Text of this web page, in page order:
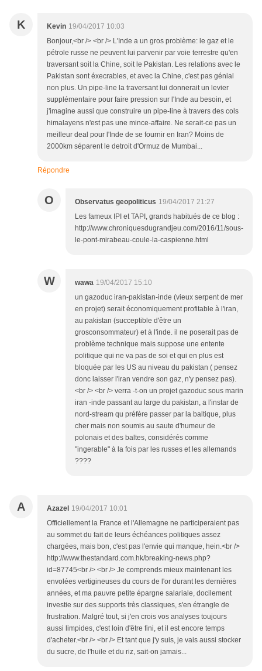
K Kevin 19/04/2017 10:03
Bonjour,<br /> <br /> L'Inde a un gros problème: le gaz et le
pétrole russe ne peuvent lui parvenir par voie terrestre qu'en
traversant soit la Chine, soit le Pakistan. Les relations avec le
Pakistan sont éxecrables, et avec la Chine, c'est pas génial
non plus. Un pipe-line la traversant lui donnerait un levier
supplémentaire pour faire pression sur l'Inde au besoin, et
j'imagine aussi que construire un pipe-line à travers des cols
himalayens n'est pas une mince-affaire. Ne serait-ce pas un
meilleur deal pour l'Inde de se fournir en Iran? Moins de
2000km séparent le detroit d'Ormuz de Mumbai...
Répondre
O Observatus geopoliticus 19/04/2017 21:27
Les fameux IPI et TAPI, grands habitués de ce blog :
http://www.chroniquesdugrandjeu.com/2016/11/sous-
le-pont-mirabeau-coule-la-caspienne.html
W wawa 19/04/2017 15:10
un gazoduc iran-pakistan-inde (vieux serpent de mer
en projet) serait économiquement profitable à l'iran,
au pakistan (succeptible d'être un
grosconsommateur) et à l'inde. il ne poserait pas de
problème technique mais suppose une entente
politique qui ne va pas de soi et qui en plus est
bloquée par les US au niveau du pakistan ( pensez
donc laisser l'iran vendre son gaz, n'y pensez pas).
<br /> <br /> verra -t-on un projet gazoduc sous marin
iran -inde passant au large du pakistan, a l'instar de
nord-stream qu préfère passer par la baltique, plus
cher mais non soumis au saute d'humeur de
polonais et des baltes, considérés comme
"ingerable" à la fois par les russes et les allemands
????
A Azazel 19/04/2017 10:01
Officiellement la France et l'Allemagne ne participeraient pas
au sommet du fait de leurs échéances politiques assez
chargées, mais bon, c'est pas l'envie qui manque, hein.<br />
http://www.thestandard.com.hk/breaking-news.php?
id=87745<br /> <br /> Je comprends mieux maintenant les
envolées vertigineuses du cours de l'or durant les dernières
années, et ma pauvre petite épargne salariale, docilement
investie sur des supports très classiques, s'en étrangle de
frustration. Malgré tout, si j'en crois vos analyses toujours
aussi limpides, c'est loin d'être fini, et il est encore temps
d'acheter.<br /> <br /> Et tant que j'y suis, je vais aussi stocker
du sucre, de l'huile et du riz, sait-on jamais...